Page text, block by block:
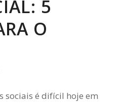
5
O
sociais é difícil hoje em